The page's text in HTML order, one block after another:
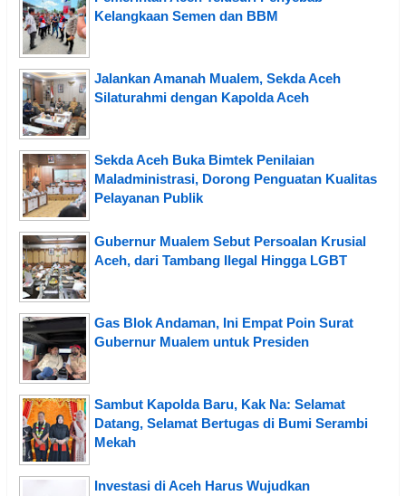
Kelangkaan Semen dan BBM
Jalankan Amanah Mualem, Sekda Aceh
Silaturahmi dengan Kapolda Aceh
Sekda Aceh Buka Bimtek Penilaian
Maladministrasi, Dorong Penguatan Kualitas
Pelayanan Publik
Gubernur Mualem Sebut Persoalan Krusial
Aceh, dari Tambang Ilegal Hingga LGBT
Gas Blok Andaman, Ini Empat Poin Surat
Gubernur Mualem untuk Presiden
Sambut Kapolda Baru, Kak Na: Selamat
Datang, Selamat Bertugas di Bumi Serambi
Mekah
Investasi di Aceh Harus Wujudkan